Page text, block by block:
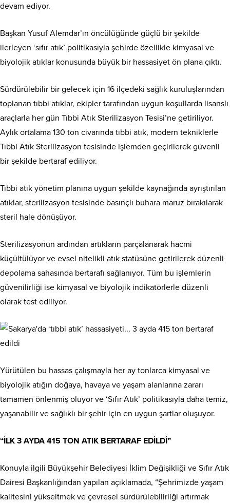
devam ediyor.
Başkan Yusuf Alemdar’ın öncülüğünde güçlü bir şekilde
ilerleyen ‘sıfır atık’ politikasıyla şehirde özellikle kimyasal ve
biyolojik atıklar konusunda büyük bir hassasiyet ön plana çıktı.
Sürdürülebilir bir gelecek için 16 ilçedeki sağlık kuruluşlarından
toplanan tıbbi atıklar, ekipler tarafından uygun koşullarda lisanslı
araçlarla her gün Tıbbi Atık Sterilizasyon Tesisi’ne getiriliyor.
Aylık ortalama 130 ton civarında tıbbi atık, modern tekniklerle
Tıbbi Atık Sterilizasyon tesisinde işlemden geçirilerek güvenli
bir şekilde bertaraf ediliyor.
Tıbbi atık yönetim planına uygun şekilde kaynağında ayrıştırılan
atıklar, sterilizasyon tesisinde basınçlı buhara maruz bırakılarak
steril hale dönüşüyor.
Sterilizasyonun ardından artıkların parçalanarak hacmi
küçültülüyor ve evsel nitelikli atık statüsüne getirilerek düzenli
depolama sahasında bertarafı sağlanıyor. Tüm bu işlemlerin
güvenilirliği ise kimyasal ve biyolojik indikatörlerle düzenli
olarak test ediliyor.
Yürütülen bu hassas çalışmayla her ay tonlarca kimyasal ve
biyolojik atığın doğaya, havaya ve yaşam alanlarına zararı
tamamen önlenmiş oluyor ve ‘Sıfır Atık’ politikasıyla daha temiz,
yaşanabilir ve sağlıklı bir şehir için en uygun şartlar oluşuyor.
“İLK 3 AYDA 415 TON ATIK BERTARAF EDİLDİ”
Konuyla ilgili Büyükşehir Belediyesi İklim Değişikliği ve Sıfır Atık
Dairesi Başkanlığından yapılan açıklamada, “Şehrimizde yaşam
kalitesini yükseltmek ve çevresel sürdürülebilirliği artırmak